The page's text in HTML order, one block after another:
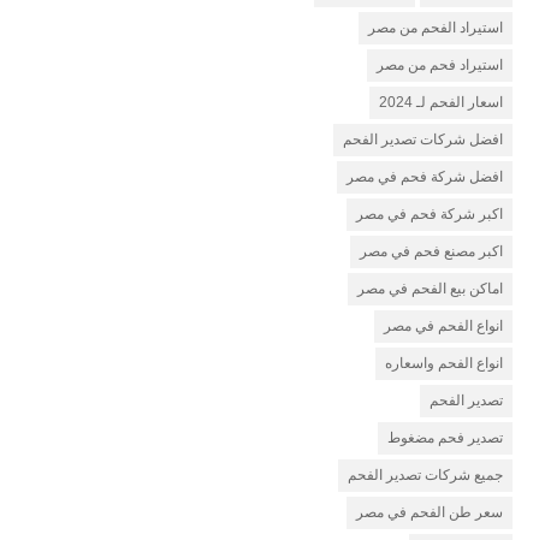
استيراد الفحم من مصر
استيراد فحم من مصر
اسعار الفحم لـ 2024
افضل شركات تصدير الفحم
افضل شركة فحم في مصر
اكبر شركة فحم في مصر
اكبر مصنع فحم في مصر
اماكن بيع الفحم في مصر
انواع الفحم في مصر
انواع الفحم واسعاره
تصدير الفحم
تصدير فحم مضغوط
جميع شركات تصدير الفحم
سعر طن الفحم في مصر